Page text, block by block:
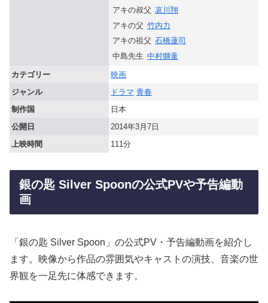
アキの叔父 哀川翔
アキの父 竹内力
アキの祖父 石橋蓮司
中島先生 中村獅童
カテゴリー
映画
ジャンル
ドラマ 青春
制作国
日本
公開日
2014年3月7日
上映時間
111分
銀の匙 Silver Spoonの公式PVや予告編動
画
「銀の匙 Silver Spoon」の公式PV・予告編動画を紹介し
ます。映像から作品の雰囲気やキャストの演技、音楽の世
界観を一足先に体感できます。